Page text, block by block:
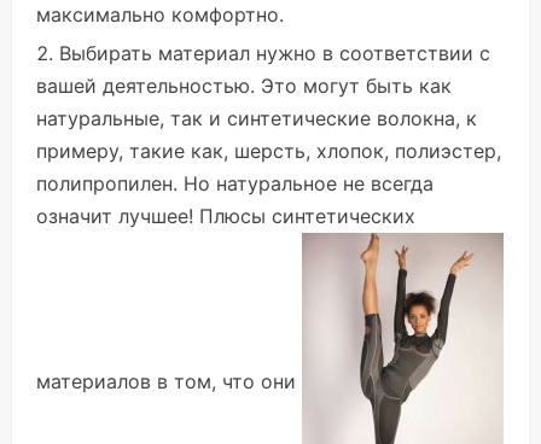
максимально комфортно.
Выбирать материал нужно в соответствии с
вашей деятельностью. Это могут быть как
натуральные, так и синтетические волокна, к
примеру, такие как, шерсть, хлопок, полиэстер,
полипропилен. Но натуральное не всегда
означит лучшее! Плюсы синтетических
материалов в том, что они